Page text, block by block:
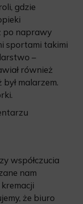
gdzie
po naprawy
sportami takimi
–
również
malarzem.
współczucia
nam
że biuro